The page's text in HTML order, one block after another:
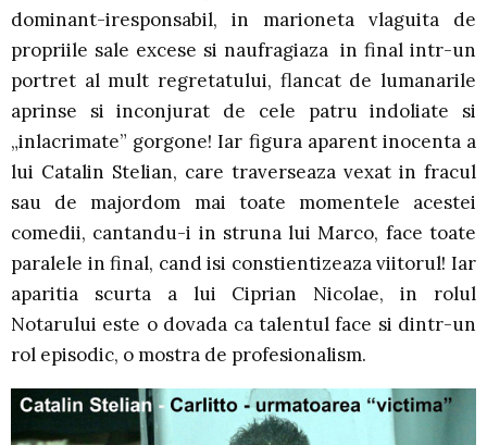
dominant-iresponsabil, in marioneta vlaguita de
propriile sale excese si naufragiaza in final intr-un
portret al mult regretatului, flancat de lumanarile
aprinse si inconjurat de cele patru indoliate si
„inlacrimate” gorgone! Iar figura aparent inocenta a
lui Catalin Stelian, care traverseaza vexat in fracul
sau de majordom mai toate momentele acestei
comedii, cantandu-i in struna lui Marco, face toate
paralele in final, cand isi constientizeaza viitorul! Iar
aparitia scurta a lui Ciprian Nicolae, in rolul
Notarului este o dovada ca talentul face si dintr-un
rol episodic, o mostra de profesionalism.